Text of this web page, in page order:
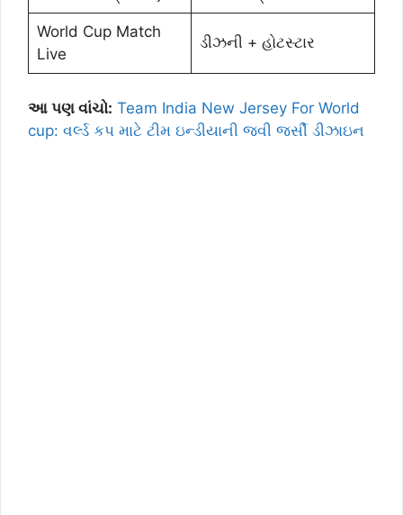
World Cup Match
Live
ડીઝની + હોટસ્ટાર
આ પણ વાંચો: Team India New Jersey For World
cup: વર્લ્ડ કપ માટે ટીમ ઇન્ડીયાની જવી જર્સી ડીઝાઇન